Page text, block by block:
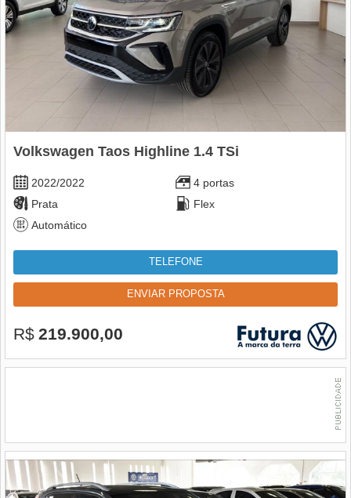
Volkswagen Taos Highline 1.4 TSi
2022/2022
4 portas
Prata
Flex
Automático
TELEFONE
ENVIAR PROPOSTA
R$ 219.900,00